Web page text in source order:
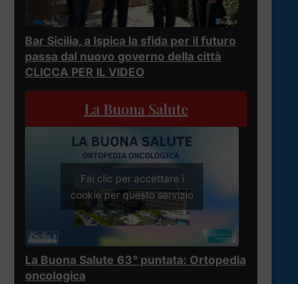
Bar Sicilia, a Ispica la sfida per il futuro
passa dal nuovo governo della città
CLICCA PER IL VIDEO
La Buona Salute
Fai clic per accettare i
cookie per questo servizio
La Buona Salute 63° puntata: Ortopedia
oncologica